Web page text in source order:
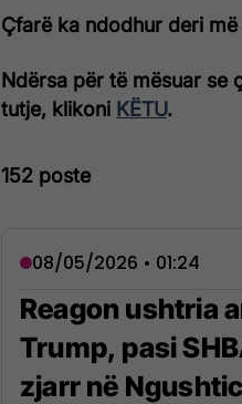
Çfarë ka ndodhur deri
Ndërsa për të mësuar se
tutje, klikoni KËTU.
152 poste
08/05/2026 • 01:24
Reagon ushtria
Trump, pasi
zjarr në